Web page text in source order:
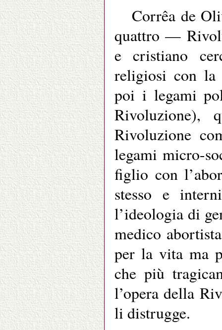
Corrêa de
quattro —
e cristiano
religiosi con la
poi i legami
Rivoluzione),
Rivoluzione
legami micro-
figlio con
stesso e
l’ideologia di
medico
per la vita ma
che più
l’opera della
li distrugge.